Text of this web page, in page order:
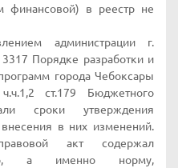
финансовой) в реестр не
администрации г.
Порядке разработки и
города Чебоксары
ст.179 Бюджетного
сроки утверждения
в них изменений.
акт содержал
а именно норму,